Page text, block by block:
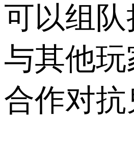
可以组队
与其他玩
合作对抗